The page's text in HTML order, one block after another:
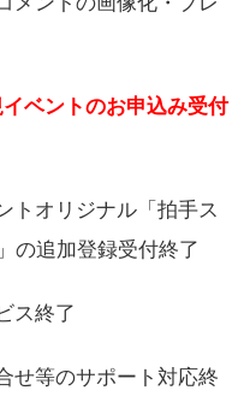
ベントのお申込み受付
トオリジナル「拍手ス
の追加登録受付終了
ス終了
せ等のサポート対応終